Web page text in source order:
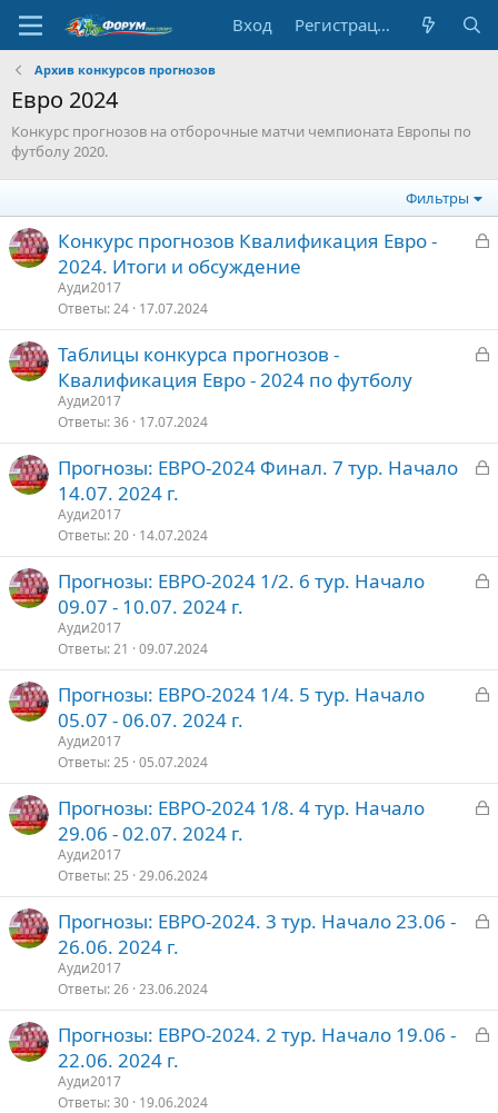
Вход Регистрация
Архив конкурсов прогнозов
Евро 2024
Конкурс прогнозов на отборочные матчи чемпионата Европы по
футболу 2020.
Фильтры
З
т
Конкурс прогнозов Квалификация Евро -
2024. Итоги и обсуждение
Ауди2017
Ответы 24 17.07.2024
З
т
Таблицы конкурса прогнозов -
Квалификация Евро - 2024 по футболу
Ауди2017
Ответы 36 17.07.2024
З
т
Прогнозы: ЕВРО-2024 Финал. 7 тур. Начало
14.07. 2024 г.
Ауди2017
Ответы 20 14.07.2024
З
т
Прогнозы: ЕВРО-2024 1/2. 6 тур. Начало
09.07 - 10.07. 2024 г.
Ауди2017
Ответы 21 09.07.2024
З
т
Прогнозы: ЕВРО-2024 1/4. 5 тур. Начало
05.07 - 06.07. 2024 г.
Ауди2017
Ответы 25 05.07.2024
З
т
Прогнозы: ЕВРО-2024 1/8. 4 тур. Начало
29.06 - 02.07. 2024 г.
Ауди2017
Ответы 25 29.06.2024
З
т
Прогнозы: ЕВРО-2024. 3 тур. Начало 23.06 -
26.06. 2024 г.
Ауди2017
Ответы 26 23.06.2024
З
Прогнозы: ЕВРО-2024. 2 тур. Начало 19.06 -
22.06. 2024 г.
Ауди2017
Ответы 30 19.06.2024